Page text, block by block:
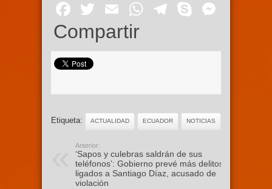
Facebook
Twitter
EmailWhatsApp
Telegram
Skype
Compartir
Etiqueta: ACTUALIDAD ECUADOR NOTICIAS
Anterior:
‘Sapos y culebras saldrán de sus
teléfonos’: Gobierno prevé más delitos
ligados a Santiago Díaz, acusado de
violación